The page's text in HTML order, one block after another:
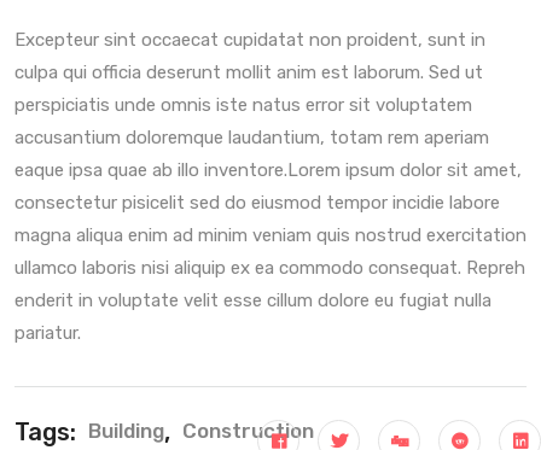
Excepteur sint occaecat cupidatat non proident, sunt in
culpa qui officia deserunt mollit anim est laborum. Sed ut
perspiciatis unde omnis iste natus error sit voluptatem
accusantium doloremque laudantium, totam rem aperiam
eaque ipsa quae ab illo inventore.Lorem ipsum dolor sit amet,
consectetur pisicelit sed do eiusmod tempor incidie labore
magna aliqua enim ad minim veniam quis nostrud exercitation
ullamco laboris nisi aliquip ex ea commodo consequat. Repreh
enderit in voluptate velit esse cillum dolore eu fugiat nulla
pariatur.
Tags: Building, Construction